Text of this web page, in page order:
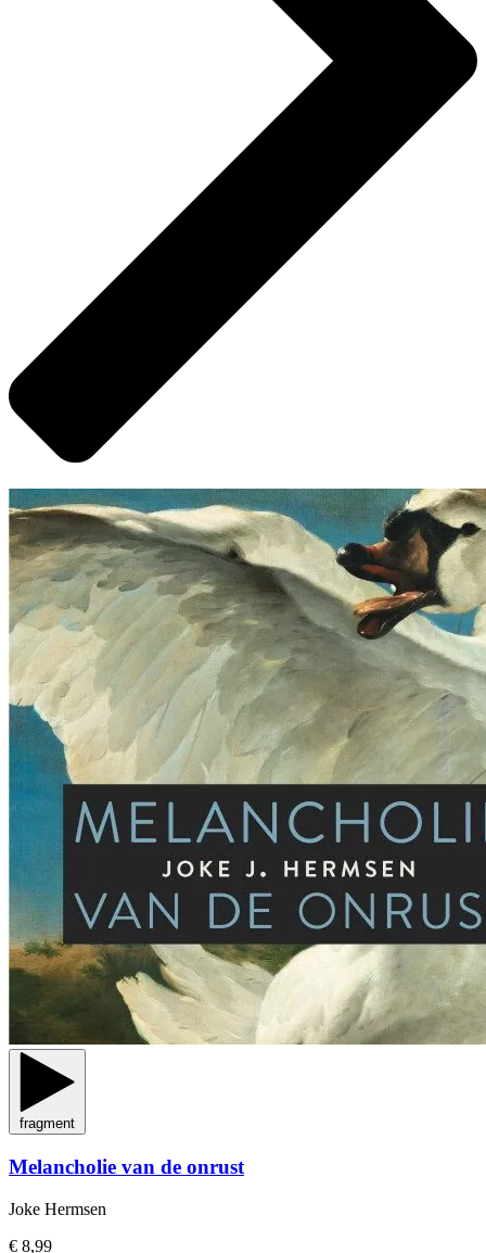
fragment
Melancholie van de onrust
Joke Hermsen
€ 8,99